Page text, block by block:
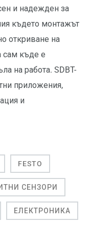
и надежден за
където монтажът
откриване на
сам къде е
на работа. SDBT-
приложения,
и
FESTO
СЕНЗОРИ
ЕЛЕКТРОНИКА